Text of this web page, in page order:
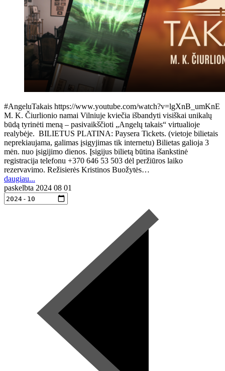
#AngeluTakais https://www.youtube.com/watch?v=lgXnB_umKnE
M. K. Čiurlionio namai Vilniuje kviečia išbandyti visiškai unikalų
būdą tyrinėti meną – pasivaikščioti „Angelų takais“ virtualioje
realybėje. BILIETUS PLATINA: Paysera Tickets. (vietoje bilietais
neprekiaujama, galimas įsigyjimas tik internetu) Bilietas galioja 3
mėn. nuo įsigijimo dienos. Įsigijus bilietą būtina išankstinė
registracija telefonu +370 646 53 503 dėl peržiūros laiko
rezervavimo. Režisierės Kristinos Buožytės…
daugiau...
paskelbta 2024 08 01